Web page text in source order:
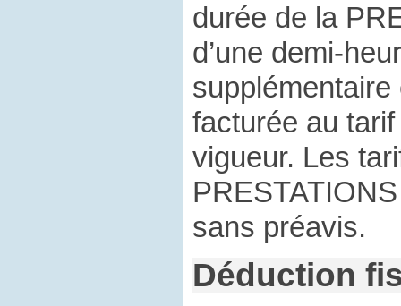
durée de la
d’une demi-
facturée au
vigueur. Les
sans préavis.
Déduction